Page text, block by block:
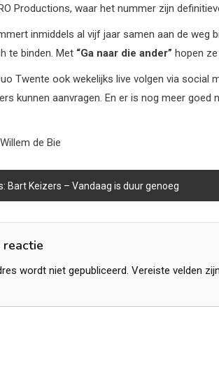
Productions, waar het nummer zijn
inmiddels al vijf jaar samen aan de weg
te binden. Met “Ga naar die ander” hopen
Twente ook wekelijks live volgen via social
kunnen aanvragen. En er is nog meer
de Bie
Bart Keizers – Vandaag is duur genoeg
reactie
wordt niet gepubliceerd. Vereiste velden